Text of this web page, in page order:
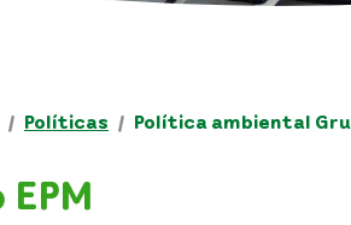
Políticas Política ambiental